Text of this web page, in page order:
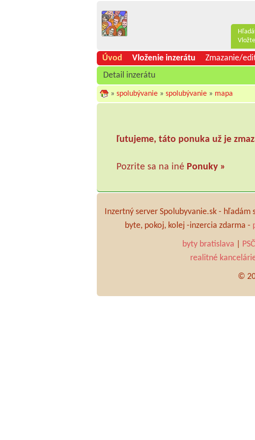
Úvod Vloženie inzerátu Zmazanie/
Detail inzerátu
»spolubývanie »spolubývanie » mapa
ľutujeme, táto ponuka už je
Pozrite sa na iné Ponuky »
Inzertný server Spolubyvanie.sk -
byte, pokoj, kolej -inzercia zdarma -
byty bratislava
realitné
©